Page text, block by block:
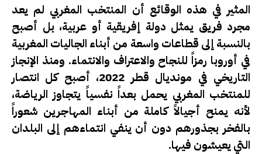
المثير في هذه الوقائع أن المنتخب المغربي لم يعد
مجرد فريق يمثل دولة إفريقية أو عربية، بل أصبح
بالنسبة إلى قطاعات واسعة من أبناء الجاليات المغربية
في أوروبا رمزاً للنجاح والاعتراف والانتماء. ومنذ الإنجاز
التاريخي في مونديال قطر 2022، أصبح كل انتصار
للمنتخب المغربي يحمل بعداً نفسياً يتجاوز الرياضة،
لأنه يمنح أجيالاً كاملة من أبناء المهاجرين شعوراً
بالفخر بجذورهم دون أن ينفي انتماءهم إلى البلدان
التي يعيشون فيها.